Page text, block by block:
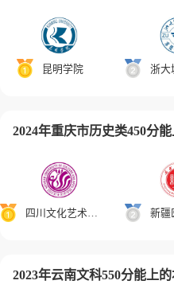
昆明学院 浙大
2024年重庆市历史类450分
四川文化艺术学院 新疆
2023年云南文科550分能上